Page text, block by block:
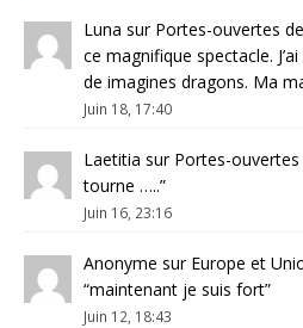
Luna sur Portes-ouvertes
ce magnifique spectacle.
de imagines dragons. Ma
Juin 18, 17:40
Laetitia sur Portes-
tourne …..”
Juin 16, 23:16
Anonyme sur Europe et
“maintenant je suis fort”
Juin 12, 18:43